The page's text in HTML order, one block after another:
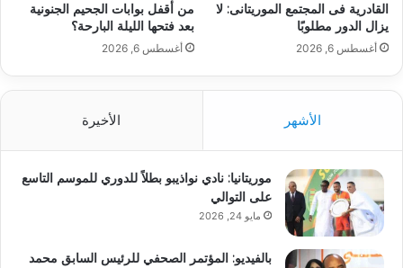
القادرية فى المجتمع الموريتانى: لا
يزال الدور مطلوبًا
أغسطس 6, 2026
من أقفل بوابات الجحيم الجنونية
بعد فتحها الليلة البارحة؟
أغسطس 6, 2026
الأشهر الأخيرة
موريتانيا: نادي نواذيبو بطلاً للدوري للموسم التاسع
على التوالي
مايو 24, 2026
بالفيديو: المؤتمر الصحفي للرئيس السابق محمد